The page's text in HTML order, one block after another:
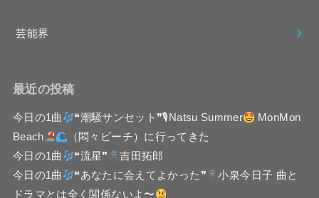
芸能界
最近の投稿
今日の1曲 ❝潮騒サンセット❞🎙Natsu Summer
MonMon
Beach
（悶々ビーチ）に行ってきた
今日の1曲
❝流星❞
吉田拓郎
今日の1曲
❝あなたに会えてよかった❞
小泉今日子 曲と
ドラマとは全く関係ないよ〜